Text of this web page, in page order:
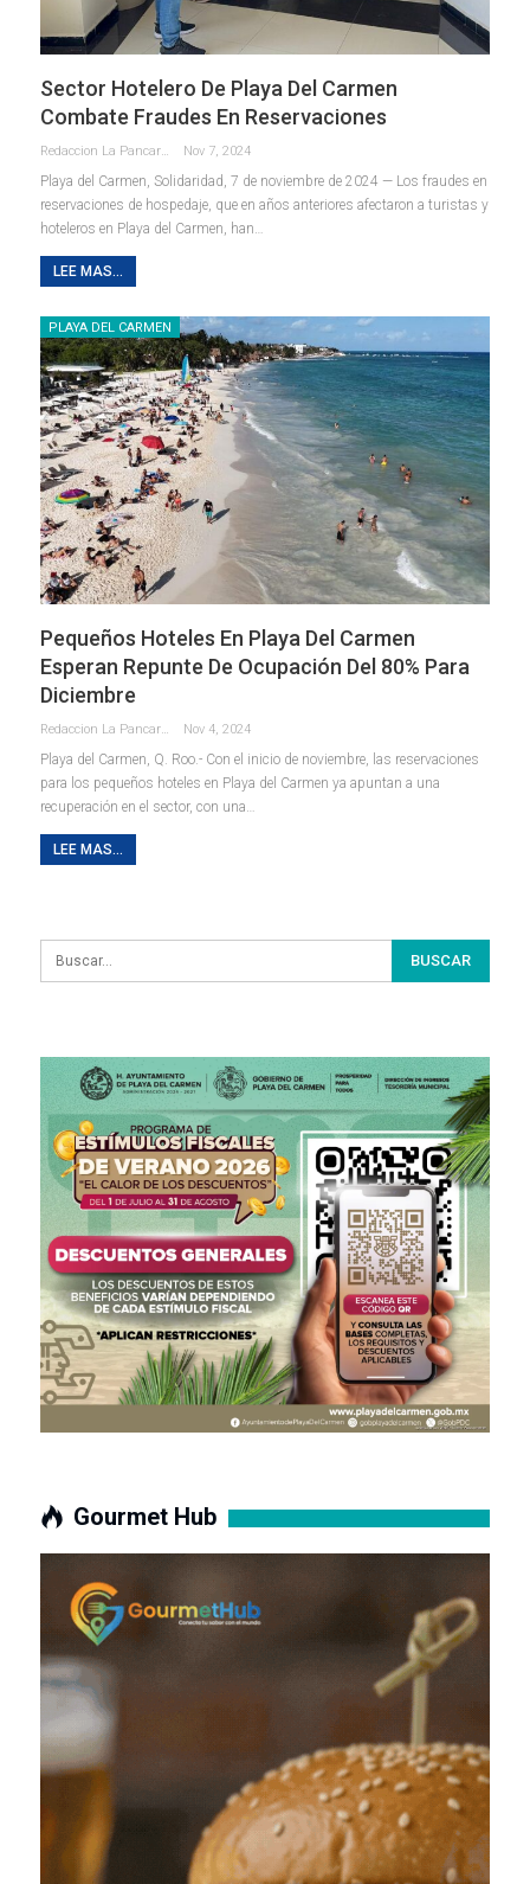
Sector Hotelero De Playa Del Carmen
Combate Fraudes En Reservaciones
Redaccion La Pancarta De Quintana Roo Nov 7, 2024
Playa del Carmen, Solidaridad, 7 de noviembre de 2024 — Los fraudes en
reservaciones de hospedaje, que en años anteriores afectaron a turistas y
hoteleros en Playa del Carmen, han…
LEE MAS...
PLAYA DEL CARMEN
Pequeños Hoteles En Playa Del Carmen
Esperan Repunte De Ocupación Del 80% Para
Diciembre
Redaccion La Pancarta De Quintana Roo Nov 4, 2024
Playa del Carmen, Q. Roo.- Con el inicio de noviembre, las reservaciones
para los pequeños hoteles en Playa del Carmen ya apuntan a una
recuperación en el sector, con una…
LEE MAS...
Gourmet Hub